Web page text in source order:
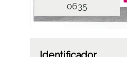
0635